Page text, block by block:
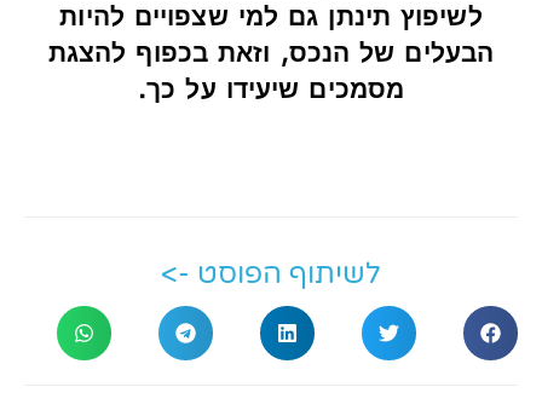
לשיפוץ תינתן גם למי שצפויים להיות
הבעלים של הנכס, וזאת בכפוף להצגת
מסמכים שיעידו על כך.
לשיתוף הפוסט ->